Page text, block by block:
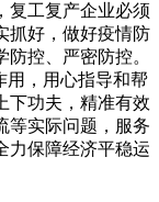
复工复产企业必须
抓好，做好疫情防
控、严密防控。
用，用心指导和帮
下功夫，精准有效
等实际问题，服务
力保障经济平稳运